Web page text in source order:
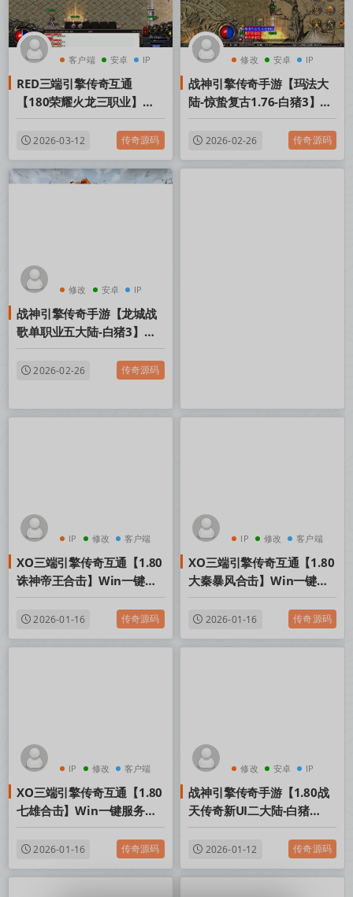
客户端 安卓 IP
RED三端引擎传奇互通
【180荣耀火龙三职业】
Win一键服务端+安卓苹果
PC三端+视频架设教程
2026-03-12 传奇源码
修改 安卓 IP
战神引擎传奇手游【玛法大
陆-惊蛰复古1.76-白猪3】
Win一键服务端+安卓苹果双
端+GM授权物品后台+视频
架设教程
2026-02-26 传奇源码
修改 安卓 IP
战神引擎传奇手游【龙城战
歌单职业五大陆-白猪3】
Win一键服务端+安卓苹果双
端+GM授权后台+视频架设
2026-02-26 传奇源码
IP 修改 客户端
XO三端引擎传奇互通【1.80
诛神帝王合击】Win一键服
务端+PC安卓苹果三端+加密
工具+视频架设教程
2026-01-16 传奇源码
IP 修改 客户端
XO三端引擎传奇互通【1.80
大秦暴风合击】Win一键服
务端+PC安卓苹果三端+加密
工具+视频架设教程
2026-01-16 传奇源码
IP 修改 客户端
XO三端引擎传奇互通【1.80
七雄合击】Win一键服务端
+PC安卓苹果三端+加密工具
+视频架设教程
2026-01-16 传奇源码
修改 安卓 IP
战神引擎传奇手游【1.80战
天传奇新UI二大陆-白猪
3.1】Win一键服务端+安卓
苹果双端+GM授权物品后台
+视频架设教程
2026-01-12 传奇源码